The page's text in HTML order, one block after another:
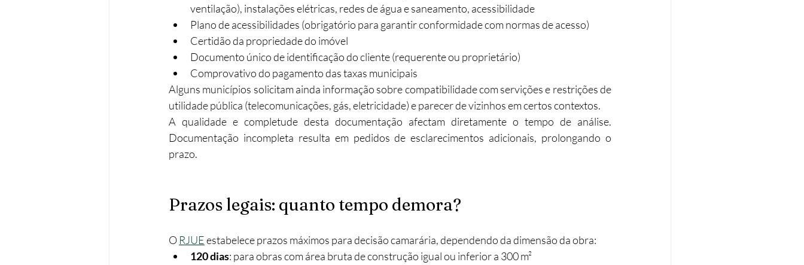
ventilação), instalações elétricas, redes de água e saneamento, acessibilidade​
Plano de acessibilidades (obrigatório para garantir conformidade com normas de acesso)​
Certidão da propriedade do imóvel​
Documento único de identificação do cliente (requerente ou proprietário)​
Comprovativo do pagamento das taxas municipais​
Alguns municípios solicitam ainda informação sobre compatibilidade com servições e restrições de
utilidade pública (telecomunicações, gás, eletricidade) e parecer de vizinhos em certos contextos.
A qualidade e completude desta documentação afectam diretamente o tempo de análise.
Documentação incompleta resulta em pedidos de esclarecimentos adicionais, prolongando o
prazo.​
Prazos legais: quanto tempo demora?
O RJUE estabelece prazos máximos para decisão camarária, dependendo da dimensão da obra:​
120 dias: para obras com área bruta de construção igual ou inferior a 300 m²​